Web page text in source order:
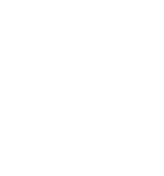
COMITE 50-FNPP DE
Votre passion : La